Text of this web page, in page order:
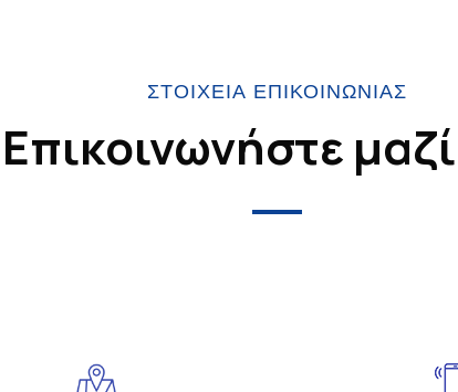
ΣΤΟΙΧΕΊΑ ΕΠΙΚΟΙΝΩΝΊΑΣ
Επικοινωνήστε